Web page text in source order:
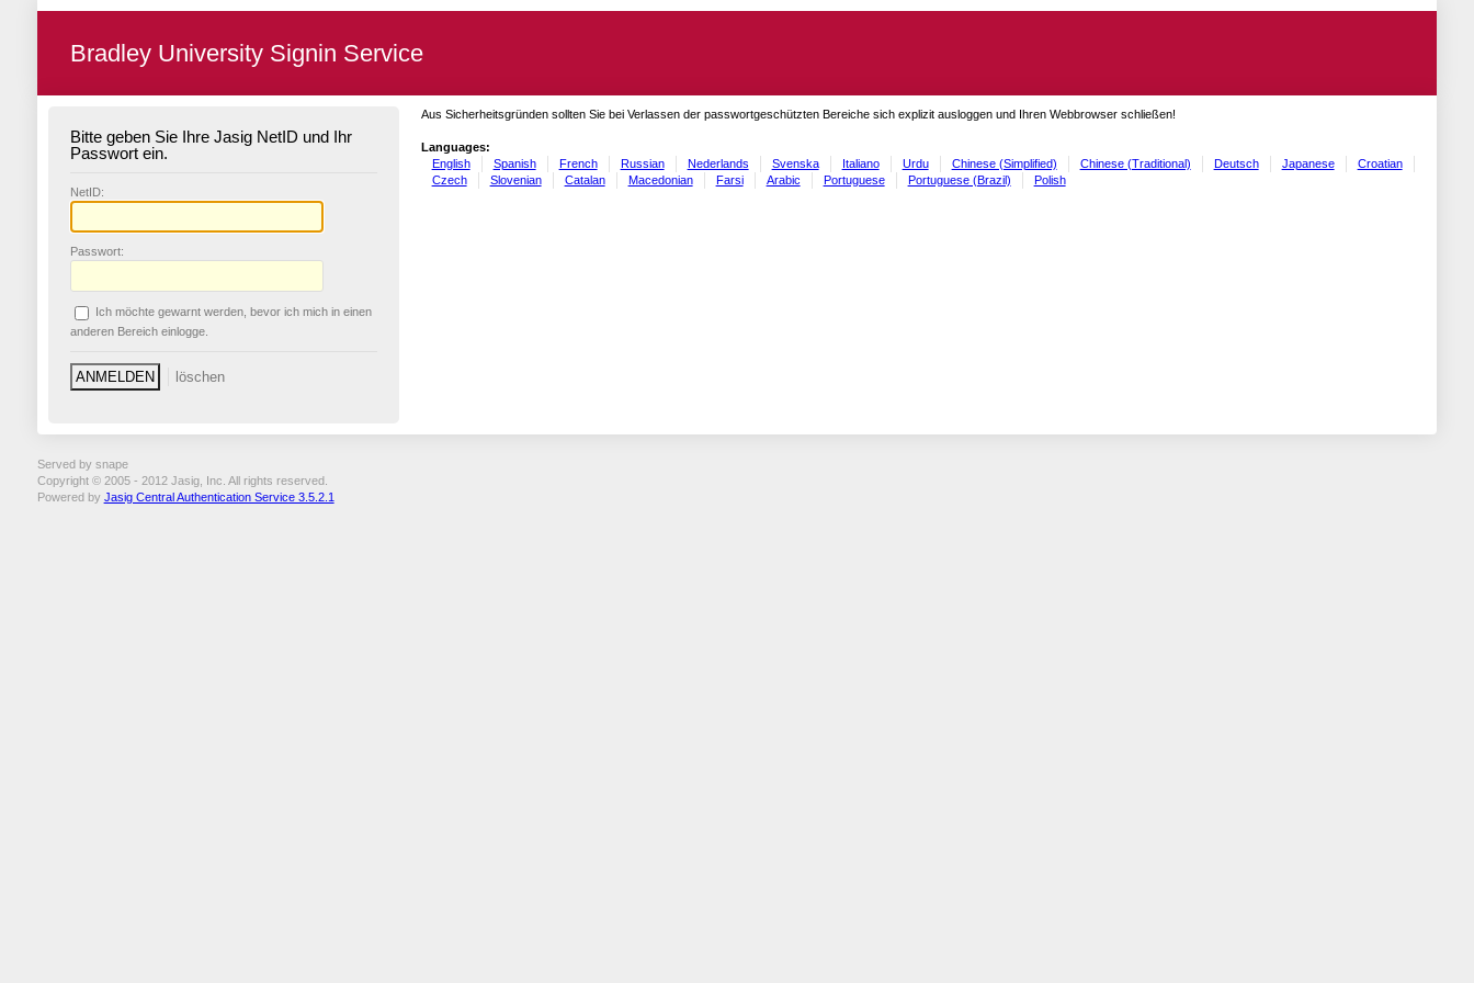
Bradley University Signin Service
Bitte geben Sie Ihre Jasig NetID und Ihr
Passwort ein.
NetID:
Passwort:
Ich möchte gewarnt werden, bevor ich mich in einen
anderen Bereich einlogge.
Aus Sicherheitsgründen sollten Sie bei Verlassen der passwortgeschützten Bereiche sich explizit ausloggen und Ihren Webbrowser schließen!
Languages:
English
Spanish French Russian Nederlands Svenska Italiano Urdu Chinese (Simplified) Chinese (Traditional) Deutsch Japanese
Croatian
Czech
Slovenian Catalan Macedonian Farsi Arabic Portuguese Portuguese (Brazil) Polish
Served by snape
Copyright © 2005 - 2012 Jasig, Inc. All rights reserved.
Powered by Jasig Central Authentication Service 3.5.2.1